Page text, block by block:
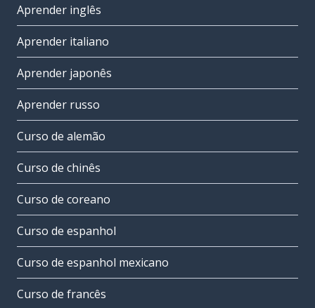
Aprender inglês
Aprender italiano
Aprender japonês
Aprender russo
Curso de alemão
Curso de chinês
Curso de coreano
Curso de espanhol
Curso de espanhol mexicano
Curso de francês